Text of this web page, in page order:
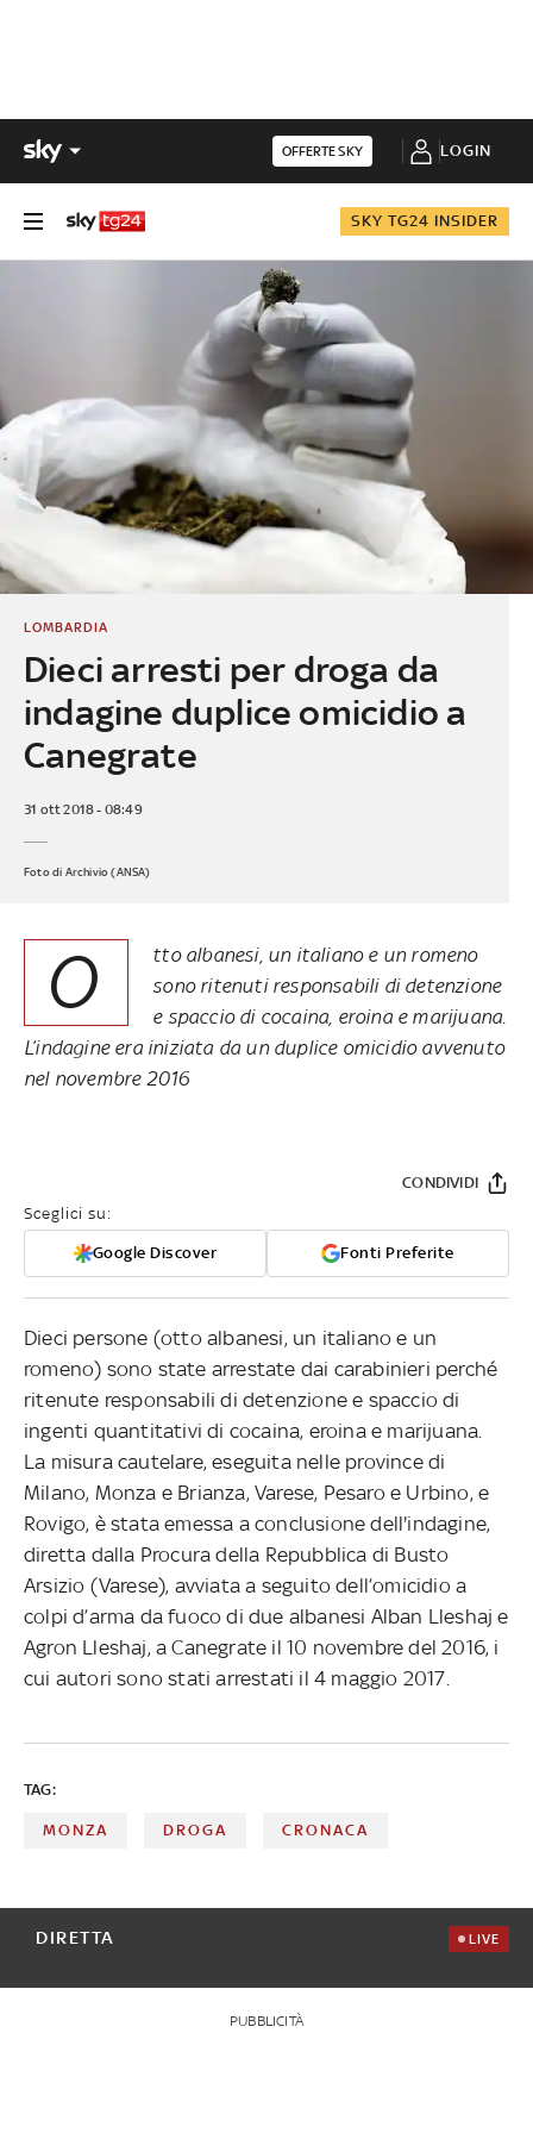
OFFERTE SKY LOGIN
SKY TG24 INSIDER
Dieci arresti per droga da
indagine duplice omicidio a
Canegrate
LOMBARDIA
31 ott 2018 - 08:49
Foto di Archivio (ANSA)
O
tto albanesi, un italiano e un romeno
sono ritenuti responsabili di detenzione
e spaccio di cocaina, eroina e marijuana.
L’indagine era iniziata da un duplice omicidio avvenuto
nel novembre 2016
Sceglici su:
Google Discover Fonti Preferite
CONDIVIDI
Dieci persone (otto albanesi, un italiano e un
romeno) sono state arrestate dai carabinieri perché
ritenute responsabili di detenzione e spaccio di
ingenti quantitativi di cocaina, eroina e marijuana.
La misura cautelare, eseguita nelle province di
Milano, Monza e Brianza, Varese, Pesaro e Urbino, e
Rovigo, è stata emessa a conclusione dell'indagine,
diretta dalla Procura della Repubblica di Busto
Arsizio (Varese), avviata a seguito dell’omicidio a
colpi d’arma da fuoco di due albanesi Alban Lleshaj e
Agron Lleshaj, a Canegrate il 10 novembre del 2016, i
cui autori sono stati arrestati il 4 maggio 2017.
TAG:
MONZA DROGA CRONACA
DIRETTA LIVE
PUBBLICITÀ